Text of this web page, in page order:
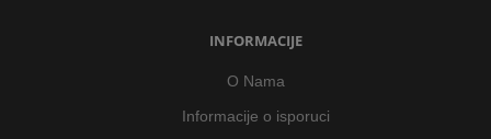
INFORMACIJE
O Nama
Informacije o isporuci